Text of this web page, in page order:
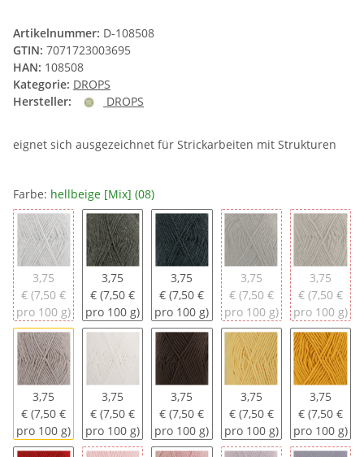
Artikelnummer: D-108508
GTIN: 7071723003695
HAN: 108508
Kategorie: DROPS
Hersteller:
DROPS
eignet sich ausgezeichnet für Strickarbeiten mit Strukturen
Farbe: hellbeige [Mix] (08)
hellgrau [Mix] (05)
3,75
€ (7,50 €
pro 100 g)
grau [Mix] (04)
3,75
€ (7,50 €
pro 100 g)
dunkelgrau [Mix] (03)
3,75
€ (7,50 €
pro 100 g)
braun [Mix] (06)
3,75
€ (7,50 €
pro 100 g)
3,75
€ (7,50 €
pro 100 g)
hellbeige [Mix] (08)
3,75
€ (7,50 €
pro 100 g)
natur [Uni] (01)
3,75
€ (7,50 €
pro 100 g)
dunkelbraun [Uni] (09)
3,75
€ (7,50 €
pro 100 g)
hellgelb [Uni] (24)
3,75
€ (7,50 €
pro 100 g)
senf [Uni]
3,75
€ (7,50 €
pro 100 g)